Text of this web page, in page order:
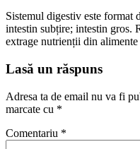
Sistemul digestiv este format
intestin subțire; intestin gros.
extrage nutrienții din
Lasă un răspuns
Adresa ta de email nu va fi
marcate cu *
Comentariu *